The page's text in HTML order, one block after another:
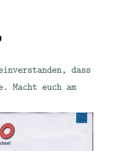
dass
euch am